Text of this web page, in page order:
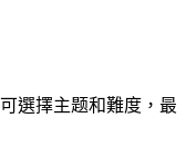
選擇主题和難度，最